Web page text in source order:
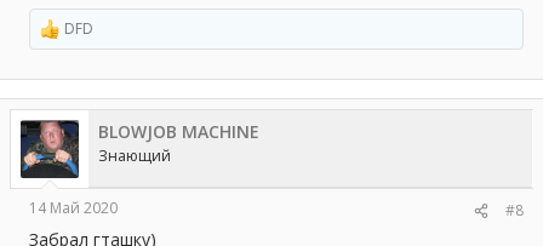
Р
е
а
к
ц
и
и
DFD
BLOWJOB MACHINE
Знающий
14 Май 2020 #8
Забрал гташку)